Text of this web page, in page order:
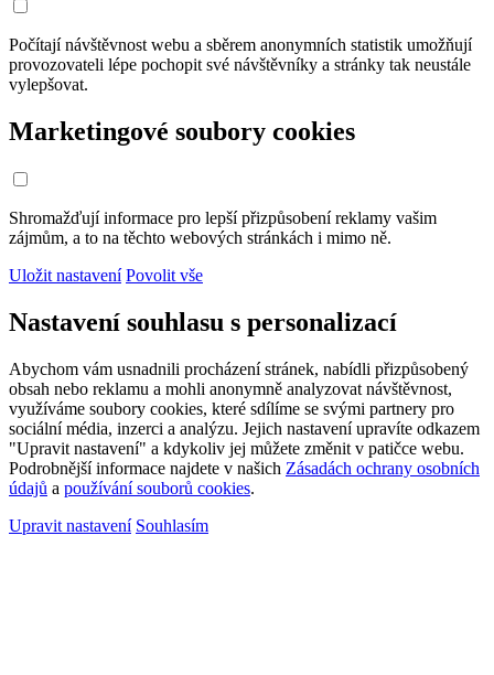
Počítají návštěvnost webu a sběrem anonymních statistik umožňují
provozovateli lépe pochopit své návštěvníky a stránky tak neustále
vylepšovat.
Marketingové soubory cookies
Shromažďují informace pro lepší přizpůsobení reklamy vašim
zájmům, a to na těchto webových stránkách i mimo ně.
Uložit nastavení Povolit vše
Nastavení souhlasu s personalizací
Abychom vám usnadnili procházení stránek, nabídli přizpůsobený
obsah nebo reklamu a mohli anonymně analyzovat návštěvnost,
využíváme soubory cookies, které sdílíme se svými partnery pro
sociální média, inzerci a analýzu. Jejich nastavení upravíte odkazem
"Upravit nastavení" a kdykoliv jej můžete změnit v patičce webu.
Podrobnější informace najdete v našich Zásadách ochrany osobních
údajů a používání souborů cookies.
Upravit nastavení Souhlasím